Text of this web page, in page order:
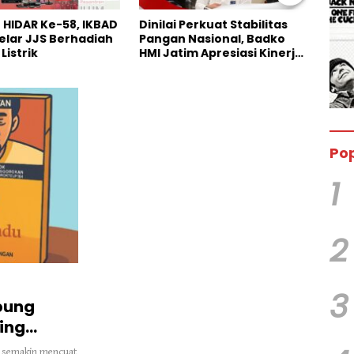
Stabilitas
Badko
Apresiasi Kinerja
Pengakuan Terbuka Kasus
Maling Sapi di Persidangan,
Pelaku Utama Justru
1
2
3